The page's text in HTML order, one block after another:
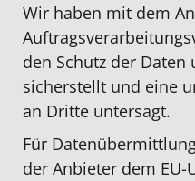
Wir haben mit dem
den Schutz der Daten
sicherstellt und eine
an Dritte untersagt.
Für
der Anbieter dem EU-